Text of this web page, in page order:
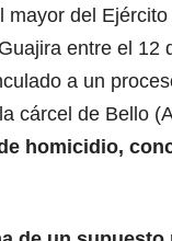
del
entre el 12
a un
cárcel de Bello
homicidio,